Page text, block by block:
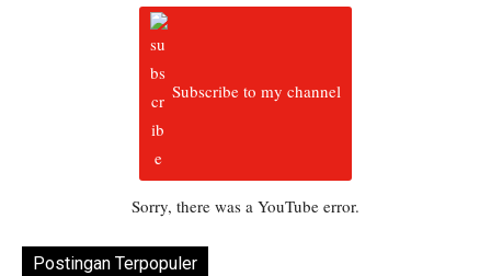
Subscribe to my channel
Sorry, there was a YouTube error.
Postingan Terpopuler